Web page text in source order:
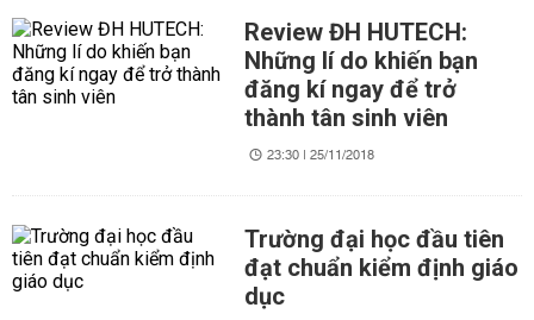
Review ĐH HUTECH:
Những lí do khiến bạn
đăng kí ngay để trở
thành tân sinh viên
23:30 | 25/11/2018
Trường đại học đầu tiên
đạt chuẩn kiểm định giáo
dục